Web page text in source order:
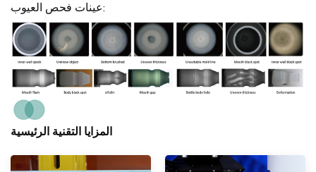
عينات فحص العيوب:
المزايا التقنية الرئيسية